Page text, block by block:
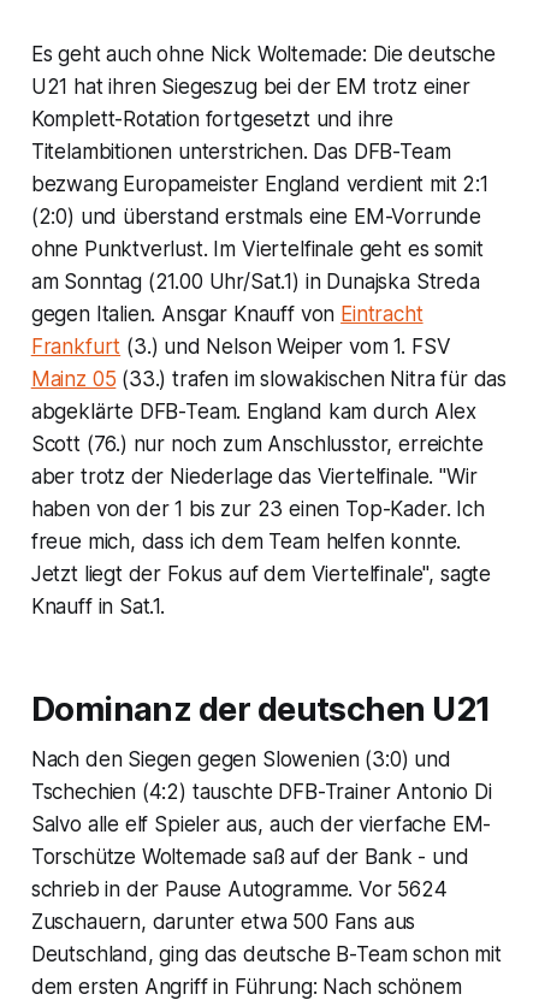
Es geht auch ohne Nick Woltemade: Die deutsche
U21 hat ihren Siegeszug bei der EM trotz einer
Komplett-Rotation fortgesetzt und ihre
Titelambitionen unterstrichen. Das DFB-Team
bezwang Europameister England verdient mit 2:1
(2:0) und überstand erstmals eine EM-Vorrunde
ohne Punktverlust. Im Viertelfinale geht es somit
am Sonntag (21.00 Uhr/Sat.1) in Dunajska Streda
gegen Italien. Ansgar Knauff von Eintracht
Frankfurt (3.) und Nelson Weiper vom 1. FSV
Mainz 05 (33.) trafen im slowakischen Nitra für das
abgeklärte DFB-Team. England kam durch Alex
Scott (76.) nur noch zum Anschlusstor, erreichte
aber trotz der Niederlage das Viertelfinale. "Wir
haben von der 1 bis zur 23 einen Top-Kader. Ich
freue mich, dass ich dem Team helfen konnte.
Jetzt liegt der Fokus auf dem Viertelfinale", sagte
Knauff in Sat.1.
Dominanz der deutschen U21
Nach den Siegen gegen Slowenien (3:0) und
Tschechien (4:2) tauschte DFB-Trainer Antonio Di
Salvo alle elf Spieler aus, auch der vierfache EM-
Torschütze Woltemade saß auf der Bank - und
schrieb in der Pause Autogramme. Vor 5624
Zuschauern, darunter etwa 500 Fans aus
Deutschland, ging das deutsche B-Team schon mit
dem ersten Angriff in Führung: Nach schönem